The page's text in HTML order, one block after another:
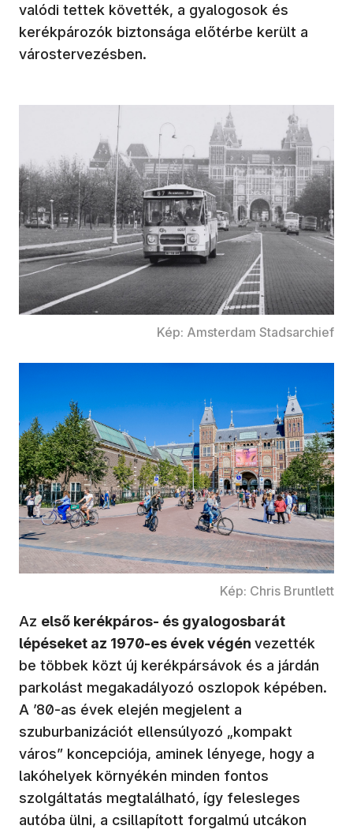
valódi tettek követték, a gyalogosok és
kerékpározók biztonsága előtérbe került a
várostervezésben.
Kép: Amsterdam Stadsarchief
Kép: Chris Bruntlett
Az első kerékpáros- és gyalogosbarát
lépéseket az 1970-es évek végén vezették
be többek közt új kerékpársávok és a járdán
parkolást megakadályozó oszlopok képében.
A ’80-as évek elején megjelent a
szuburbanizációt ellensúlyozó „kompakt
város” koncepciója, aminek lényege, hogy a
lakóhelyek környékén minden fontos
szolgáltatás megtalálható, így felesleges
autóba ülni, a csillapított forgalmú utcákon